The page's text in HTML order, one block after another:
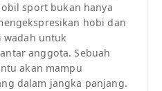
sport bukan hanya
hobi dan
wadah untuk
anggota. Sebuah
akan mampu
dalam jangka panjang.